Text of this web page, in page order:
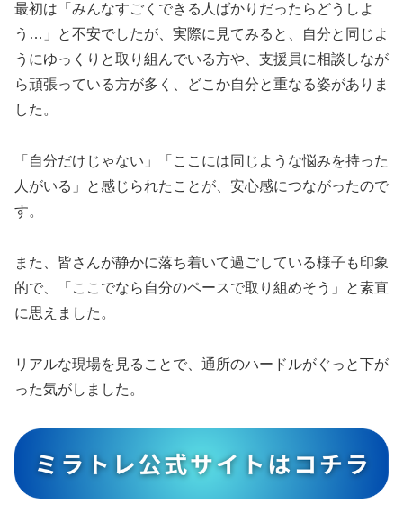
最初は「みんなすごくできる人ばかりだったらどうしよ
う…」と不安でしたが、実際に見てみると、自分と同じよ
うにゆっくりと取り組んでいる方や、支援員に相談しなが
ら頑張っている方が多く、どこか自分と重なる姿がありま
した。
「自分だけじゃない」「ここには同じような悩みを持った
人がいる」と感じられたことが、安心感につながったので
す。
また、皆さんが静かに落ち着いて過ごしている様子も印象
的で、「ここでなら自分のペースで取り組めそう」と素直
に思えました。
リアルな現場を見ることで、通所のハードルがぐっと下が
った気がしました。